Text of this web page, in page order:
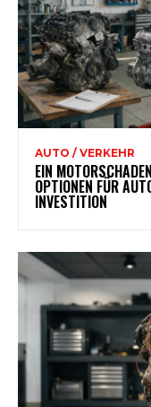
AUTO / VERKEHR
EIN
OPTIONEN FÜR
INVESTITION